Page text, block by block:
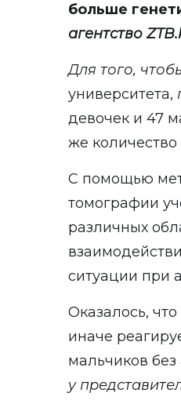
больше
агентствоZTB.
Для того,
университета,
девочек и 47
же количество
С помощью
томографии
различных
ситуации при
Оказалось,
иначе
мальчиков
у